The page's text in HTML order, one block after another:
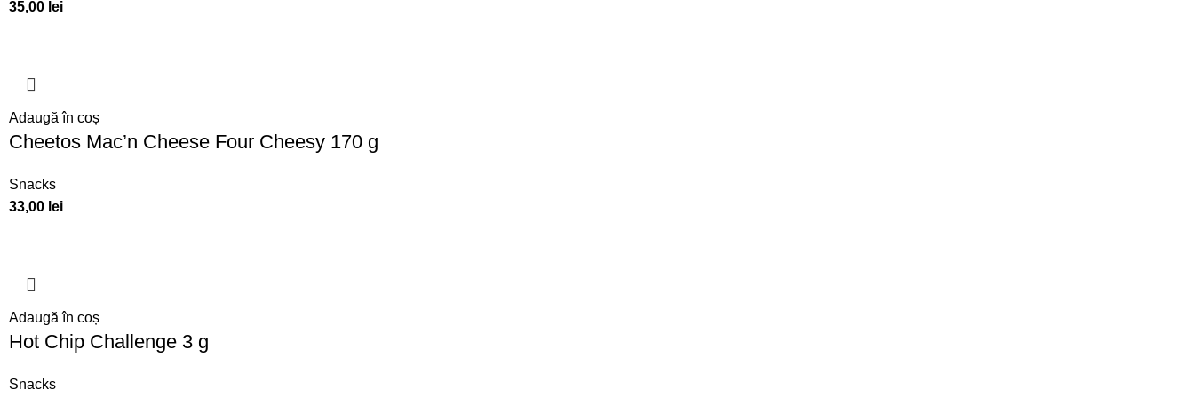
35,00 lei
Adaugă în coș
Cheetos Mac’n Cheese Four Cheesy 170 g
Snacks
33,00 lei
Adaugă în coș
Hot Chip Challenge 3 g
Snacks